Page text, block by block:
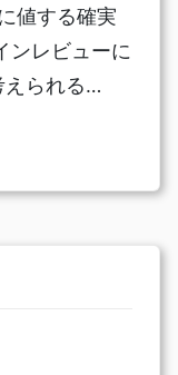
値する確実
ンレビューに
えられる…